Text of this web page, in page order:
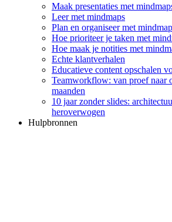
Maak presentaties met
Leer met mindmaps
Plan en organiseer met
Hoe prioriteer je taken met
Hoe maak je notities met
Echte klantverhalen
Educatieve content opschalen
Teamworkflow: van proef naar
maanden
10 jaar zonder slides:
heroverwogen
Hulpbronnen